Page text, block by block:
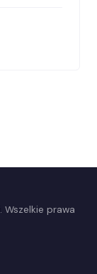
. Wszelkie prawa